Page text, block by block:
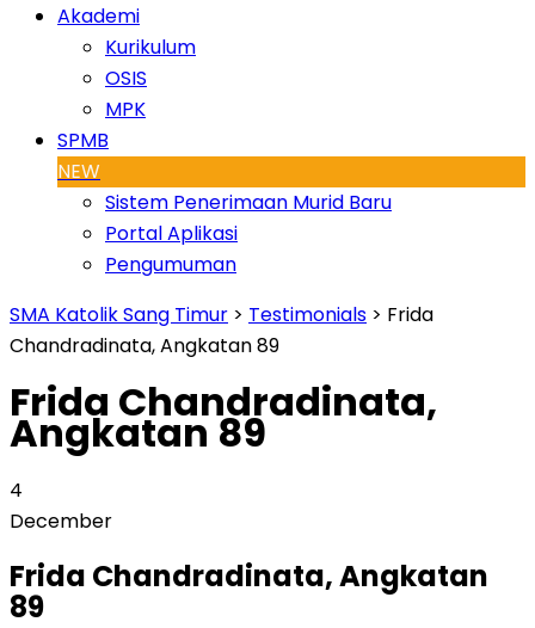
Akademi
Kurikulum
OSIS
MPK
SPMB
NEW
Sistem Penerimaan Murid Baru
Portal Aplikasi
Pengumuman
SMA Katolik Sang Timur > Testimonials > Frida
Chandradinata, Angkatan 89
Frida Chandradinata,
Angkatan 89
4
December
Frida Chandradinata, Angkatan
89